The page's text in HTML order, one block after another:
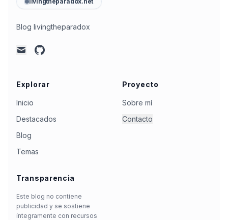
Blog livingtheparadox
mail
github
Explorar
Inicio
Destacados
Blog
Temas
Proyecto
Sobre mí
Contacto
Transparencia
Este blog no contiene
publicidad y se sostiene
íntegramente con recursos